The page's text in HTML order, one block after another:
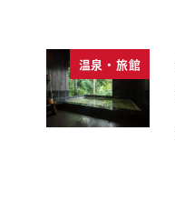
温泉・旅館